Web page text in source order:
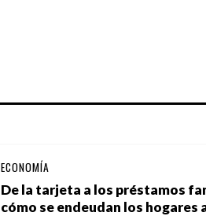
De la tarjeta a los préstamos
cómo se endeudan los hogares
ECONOMÍA